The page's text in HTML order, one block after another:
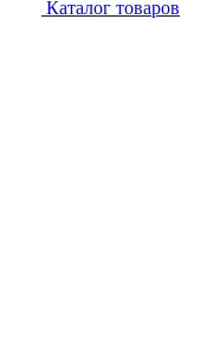
Каталог товаров